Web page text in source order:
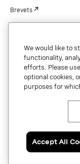
Copyright © 2026
in the United States and
Brevets
Sécurité et confiance
We would like to
functionality,
efforts. Please
optional cookies,
purposes for
Accept All